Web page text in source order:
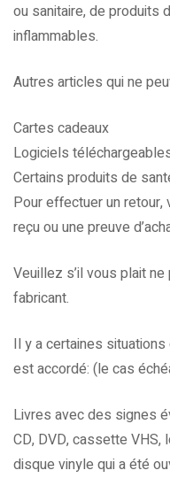
ou sanitaire, de produits
inflammables.
Autres articles qui ne
Cartes cadeaux
Logiciels
Certains produits de
Pour effectuer un
reçu ou une preuve
Veuillez s’il vous plait
fabricant.
Il y a certaines
est accordé: (le cas
Livres avec des signes
CD, DVD, cassette VHS,
disque vinyle qui a été